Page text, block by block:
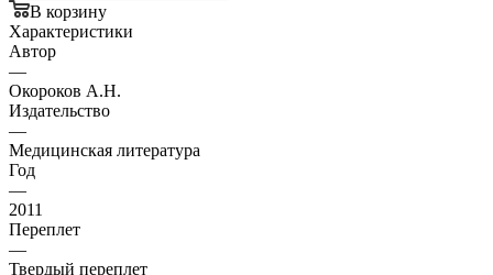
В корзину
Характеристики
Автор
—
Окороков А.Н.
Издательство
—
Медицинская литература
Год
—
2011
Переплет
—
Твердый переплет